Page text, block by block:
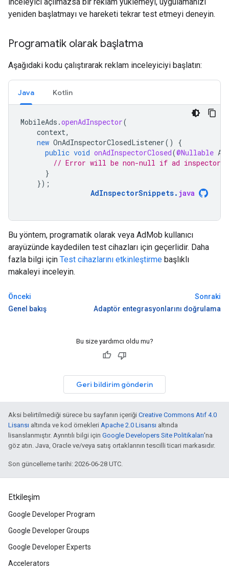
yeniden başlatmayı ve hareketi tekrar test etmeyi deneyin.
Programatik olarak başlatma
Aşağıdaki kodu çalıştırarak reklam inceleyiciyi başlatın:
Java Kotlin
MobileAds .openAdInspector(
context,
new OnAdInspectorClosedListener()
{
public void onAdInspectorClosed(@Nullable
// Error will be non-null if ad inspector
}
});
AdInspectorSnippets. java
Bu yöntem, programatik olarak veya AdMob kullanıcı
arayüzünde kaydedilen test cihazları için geçerlidir. Daha
fazla bilgi için Test cihazlarını etkinleştirme başlıklı
makaleyi inceleyin.
Önceki
Genel bakış
Sonraki
Adaptör entegrasyonlarını doğrulama
Bu size yardımcı oldu mu?
Geri bildirim gönderin
Aksi belirtilmediği sürece bu sayfanın içeriği Creative Commons Atıf 4.0
Lisansı altında ve kod örnekleri Apache 2.0 Lisansı altında
lisanslanmıştır. Ayrıntılı bilgi için Google Developers Site Politikaları'na
göz atın. Java, Oracle ve/veya satış ortaklarının tescilli ticari markasıdır.
Son güncelleme tarihi: 2026-06-28 UTC.
Etkileşim
Google Developer Program
Google Developer Groups
Google Developer Experts
Accelerators